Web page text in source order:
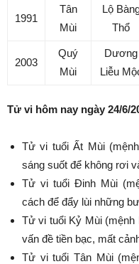
1991
Tân
Mùi
Lộ
Thổ
2003
Quý
Mùi
Dương
Liễu
Tử vi hôm nay ngày 24/6/
Tử vi tuổi Ất Mùi
sáng suốt để không rơi
Tử vi tuổi Đinh Mùi
cách để đẩy lùi những
Tử vi tuổi Kỷ Mùi (mệnh
vấn đề tiền bạc, mất
Tử vi tuổi Tân Mùi